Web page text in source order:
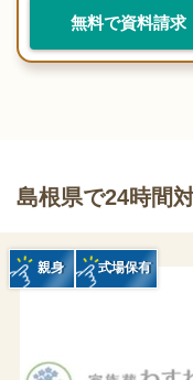
無料で資料請求
島根県で24時間
親身 式場保有